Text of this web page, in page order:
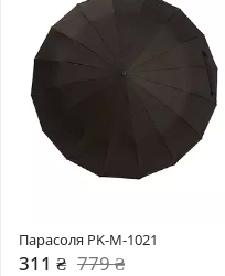
Парасоля PK-M-1021
311 ₴ 779 ₴